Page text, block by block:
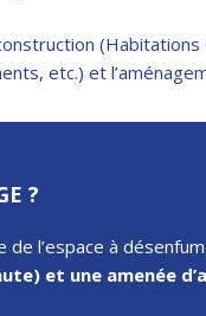
etc.) et
?
l’espace à
et une amenée